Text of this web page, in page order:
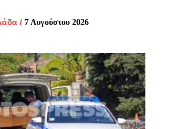
/ 7 Αυγούστου 2026